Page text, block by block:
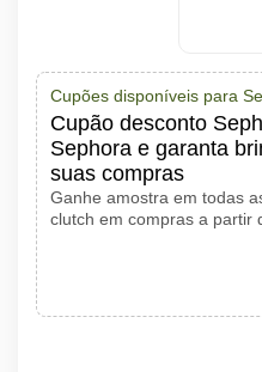
Cupões disponíveis para
Cupão desconto
Sephora e garanta
suas compras
Ganhe amostra em todas
clutch em compras a partir